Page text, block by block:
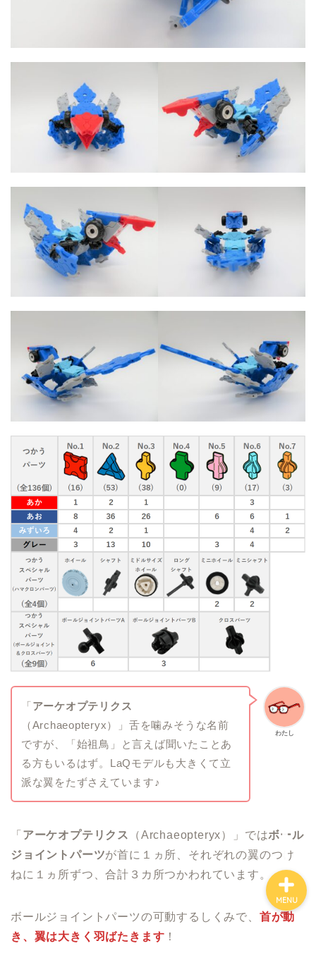
わたし
「アーケオプテリクス
（Archaeopteryx）」舌を噛みそうな名前
ですが、「始祖鳥」と言えば聞いたことあ
る方もいるはず。LaQモデルも大きくて立
派な翼をたずさえています♪
「 アーケオプテリクス （Archaeopteryx）」ではボール
ジョイントパーツが首に１ヵ所、それぞれの翼のつけ
ねに１ヵ所ずつ、合計３カ所つかわれています。
ボールジョイントパーツの可動するしくみで、 首が動
き、翼は大きく羽ばたきます ！
MENU
ホーム
知育おもちゃ『LaQ』
”ありいっちゃん”のプロフ
ィール
お問い合わせ